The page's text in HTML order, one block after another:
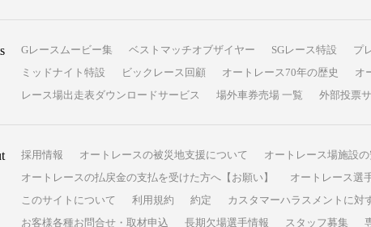
Gレースムービー集 ベストマッチオブザイヤー SGレース特設 プ
ミッドナイト特設
ビックレース回顧 オートレース70年の歴史 オ
レース場出走表ダウンロードサービス
場外車券売場 一覧 外部投票
採用情報 オートレースの被災地支援について
オートレース場施設
オートレースの払戻金の支払を受けた方へ【お願い】
オートレース選
このサイトについて
利用規約 約定 カスタマーハラスメントに対
お客様各種お問合せ・取材申込
長期欠場選手情報 スタッフ募集